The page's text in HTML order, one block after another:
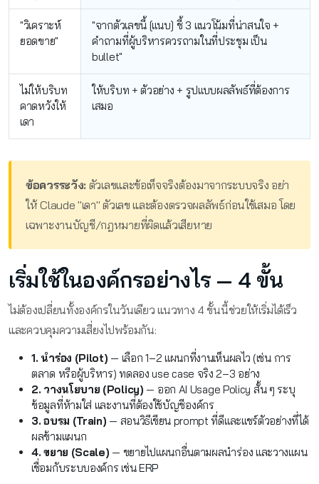
"วิเคราะห์
ยอดขาย"
"จากตัวเลขนี้ [แนบ] ชี้ 3 แนวโน้มที่น่าสนใจ +
คำถามที่ผู้บริหารควรถามในที่ประชุม เป็น
bullet"
ไม่ให้บริบท
คาดหวังให้
เดา
ให้บริบท + ตัวอย่าง + รูปแบบผลลัพธ์ที่ต้องการ
เสมอ
ข้อควรระวัง: ตัวเลขและข้อเท็จจริงต้องมาจากระบบจริง อย่า
ให้ Claude "เดา" ตัวเลข และต้องตรวจผลลัพธ์ก่อนใช้เสมอ โดย
เฉพาะงานบัญชี/กฎหมายที่ผิดแล้วเสียหาย
เริ่มใช้ในองค์กรอย่างไร — 4 ขั้น
ไม่ต้องเปลี่ยนทั้งองค์กรในวันเดียว แนวทาง 4 ขั้นนี้ช่วยให้เริ่มได้เร็ว
และควบคุมความเสี่ยงไปพร้อมกัน:
1. นำร่อง (Pilot) — เลือก 1–2 แผนกที่งานเห็นผลไว (เช่น การ
ตลาด หรือผู้บริหาร) ทดลอง use case จริง 2–3 อย่าง
2. วางนโยบาย (Policy) — ออก AI Usage Policy สั้น ๆ ระบุ
ข้อมูลที่ห้ามใส่ และงานที่ต้องใช้บัญชีองค์กร
3. อบรม (Train) — สอนวิธีเขียน prompt ที่ดีและแชร์ตัวอย่างที่ได้
ผลข้ามแผนก
4. ขยาย (Scale) — ขยายไปแผนกอื่นตามผลนำร่อง และวางแผน
เชื่อมกับระบบองค์กร เช่นERP